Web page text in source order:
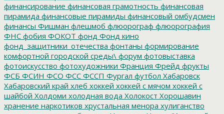
финансирование финансовая грамотность финансовая
пирамида финансовые пирамиды финансовый омбудсмен
финансы Фишман флешмоб флюорограф флюорография
ФНС фобия ФОКОТ фонд Фонд кино
фонд_защитники_отечества фонтаны формирование
комфортной городской среды\ форум фотовыставка
фотоискусство фотохудожники Франция Фрейд фрукты
ФСБ ФСИН ФСО ФСС ФССП Фургал футбол Хабаровск
Хабаровский край хлеб хоккей хоккей с мячом хоккей с
шайбой Холдоми холодная вода Холокост Хорошавин
хранение наркотиков хрустальная менора хулиганство